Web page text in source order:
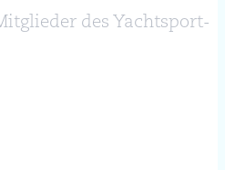
des Yachtsport-